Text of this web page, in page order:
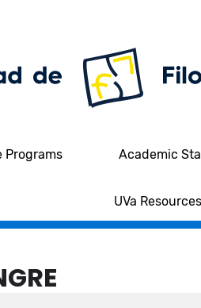
Programs Academic
UVa Resources